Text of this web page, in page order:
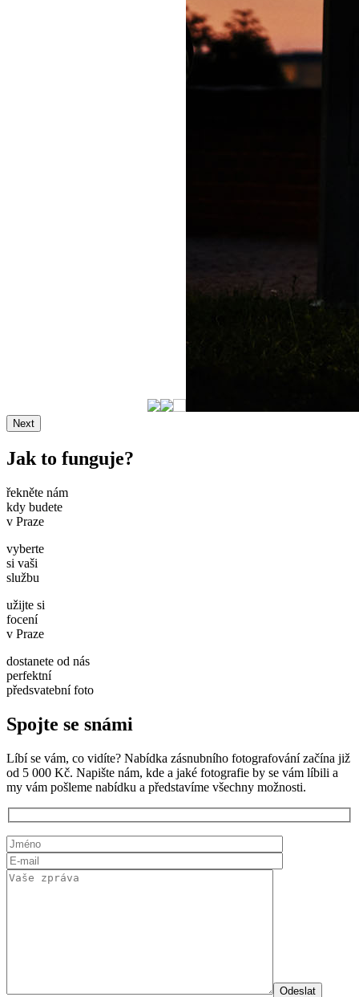
Next
Jak to funguje?
řekněte nám
kdy budete
v Praze
vyberte
si vaši
službu
užijte si
focení
v Praze
dostanete od nás
perfektní
předsvatební foto
Spojte se snámi
Líbí se vám, co vidíte? Nabídka zásnubního fotografování začína již
od 5 000 Kč. Napište nám, kde a jaké fotografie by se vám líbili a
my vám pošleme nabídku a představíme všechny možnosti.